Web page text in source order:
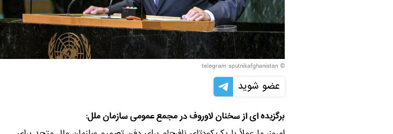
© telegram sputnikafghanistan
عضو شوید
برگزیده ای از سخنان لاوروف در مجمع عمومی سازمان ملل: